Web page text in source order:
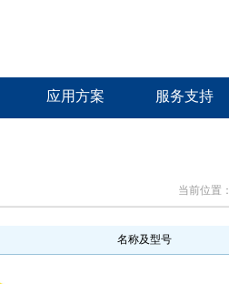
应用方案 服务支持
当前位置：
名称及型号